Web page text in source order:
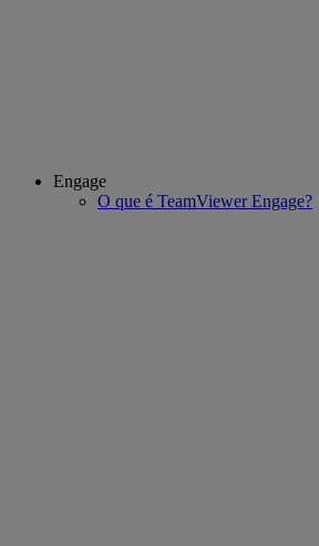
Engage
O que é TeamViewer Engage?